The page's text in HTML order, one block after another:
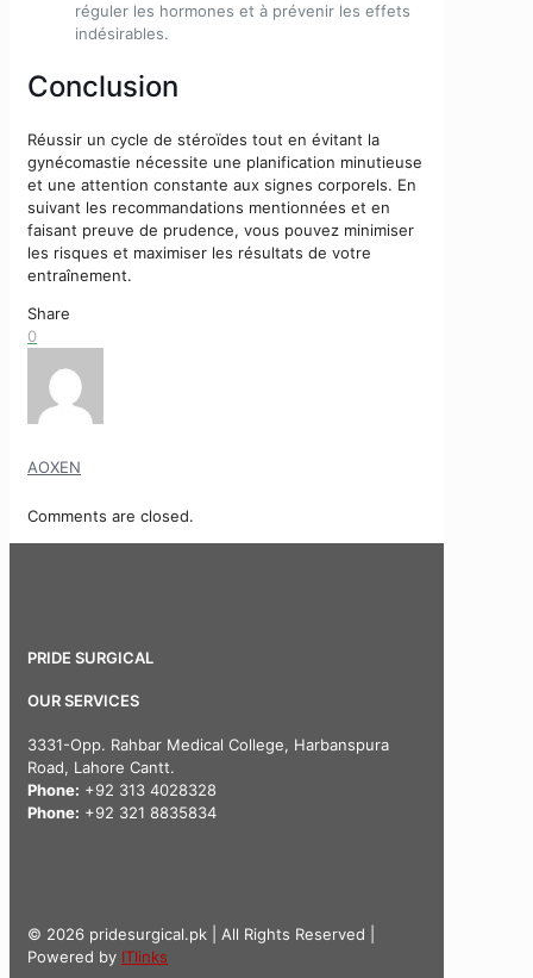
réguler les hormones et à prévenir les effets
indésirables.
Conclusion
Réussir un cycle de stéroïdes tout en évitant la
gynécomastie nécessite une planification minutieuse
et une attention constante aux signes corporels. En
suivant les recommandations mentionnées et en
faisant preuve de prudence, vous pouvez minimiser
les risques et maximiser les résultats de votre
entraînement.
Share
0
AOXEN
Comments are closed.
PRIDE SURGICAL
OUR SERVICES
3331-Opp. Rahbar Medical College, Harbanspura
Road, Lahore Cantt.
Phone: +92 313 4028328
Phone: +92 321 8835834
© 2026 pridesurgical.pk | All Rights Reserved |
Powered by ITlinks